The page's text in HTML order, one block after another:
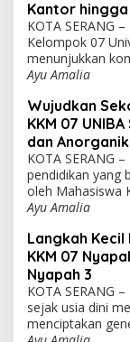
Kantor
KOTA SERANG
Kelompok 07
menunjukkan
Ayu Amalia
Wujudkan
KKM 07
dan Anorganik
KOTA SERANG
pendidikan yang
oleh Mahasiswa
Ayu Amalia
Langkah Kecil
KKM 07
Nyapah 3
KOTA SERANG
sejak usia dini
menciptakan